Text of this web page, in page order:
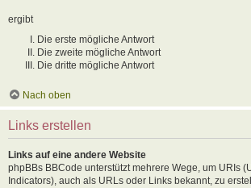
ergibt
Die erste mögliche Antwort
Die zweite mögliche Antwort
Die dritte mögliche Antwort
Nach oben
Links erstellen
Links auf eine andere Website
phpBBs BBCode unterstützt mehrere Wege, um URIs
Indicators), auch als URLs oder Links bekannt, zu